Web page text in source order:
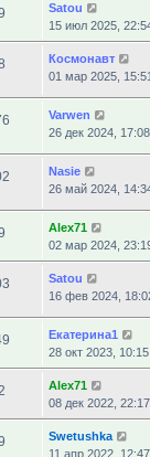
Satou
15 июл 2025,
Космонавт
01 мар 2025, 15:51
Varwen
26 дек 2024, 17:08
Nasie
26 май 2024,
Alex71
02 мар 2024,
Satou
16 фев 2024,
Екатерина1
28 окт 2023, 10:15
Alex71
08 дек 2022, 22:17
Swetushka
11 апр 2022, 12:47